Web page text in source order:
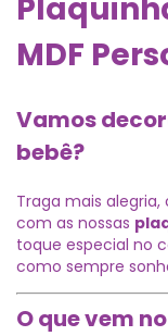
MDF
Vamos
bebê?
Traga mais
com as nossas
toque especial no
como sempre
O que vem